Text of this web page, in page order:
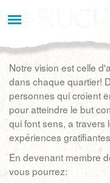
au
Notre vision est celle
dans chaque quartier!
personnes qui croient
pour atteindre le but
qui font sens, a travers
expériences
En devenant membre
vous pourrez: